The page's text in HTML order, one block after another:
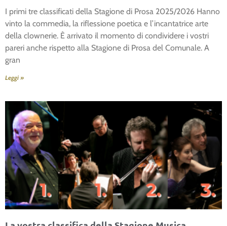
I primi tre classificati della Stagione di Prosa 2025/2026 Hanno
vinto la commedia, la riflessione poetica e l’incantatrice arte
della clownerie. È arrivato il momento di condividere i vostri
pareri anche rispetto alla Stagione di Prosa del Comunale. A
gran
Leggi »